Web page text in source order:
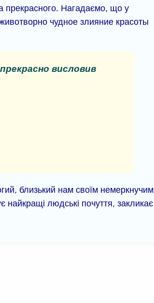
прекрасного. Нагадаємо, що у
чудное злияние красоты
висловив
близький нам своїм немеркнучим
найкращі людські почуття, закликає